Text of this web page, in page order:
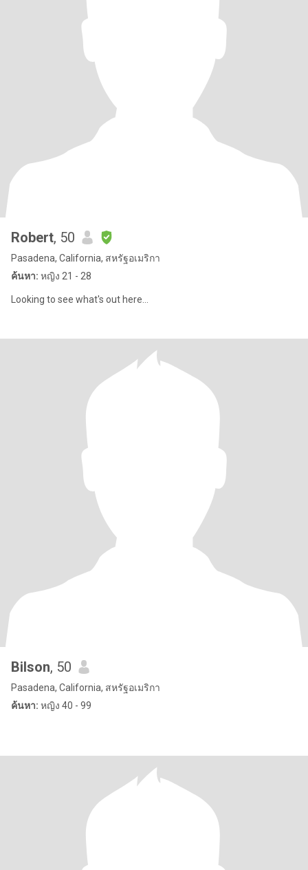
Robert, 50
Pasadena, California, สหรัฐอเมริกา
ค้นหา: หญิง 21 - 28
Looking to see what's out here...
Bilson, 50
Pasadena, California, สหรัฐอเมริกา
ค้นหา: หญิง 40 - 99